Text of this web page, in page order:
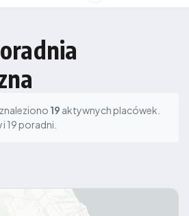
znaleziono 19 aktywnych placówek.
19 poradni.